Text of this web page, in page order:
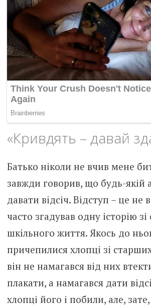
«Кривдять – давай
Батько ніколи не вчив мене
завжди говорив, що будь-якій
давати відсіч. Відступ – це не
часто згадував одну історію зі
шкільного життя. Якось до
причепилися хлопці зі
він не намагався від них
плакати, а намагався дати
хлопці його і побили, але,